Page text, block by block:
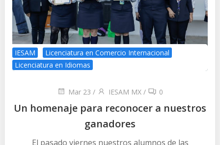
IESAM
Licenciatura en Comercio Internacional
Licenciatura en Idiomas
Mar 23 / IESAM MX / 0
Un homenaje para reconocer a nuestros
ganadores
El pasado viernes nuestros alumnos de las